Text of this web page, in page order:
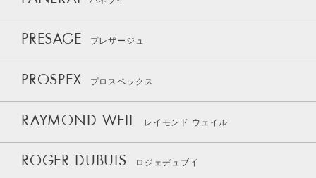
PRESAGE プレザージュ
PROSPEX プロスペックス
RAYMOND WEIL レイモンド ウェイル
ROGER DUBUIS ロジェデュブイ